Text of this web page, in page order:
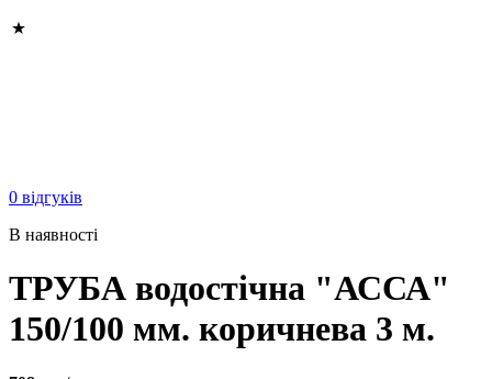
0 відгуків
В наявності
ТРУБА водостічна "АССА"
150/100 мм. коричнева 3 м.